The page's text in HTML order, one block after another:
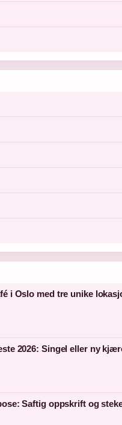
i Oslo med tre unike
2026: Singel eller ny
Saftig oppskrift og